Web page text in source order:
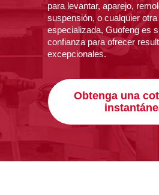
para levantar, aparejo,
suspensión, o cualquier
especializada, Guofeng es
confianza para ofrecer
excepcionales.
Obtenga una